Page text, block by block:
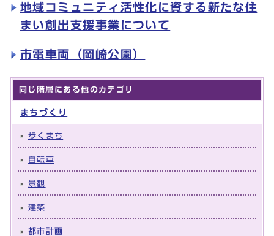
地域コミュニティ活性化に資する新たな住
まい創出支援事業について
市電車両（岡崎公園）
同じ階層にある他のカテゴリ
まちづくり
歩くまち
自転車
景観
建築
都市計画